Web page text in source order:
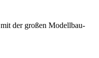
der großen Modellbau-